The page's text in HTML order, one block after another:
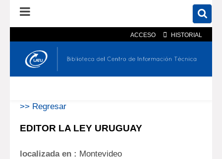
ACCESO HISTORIAL
En el catálogo En el sitio
>> Regresar
EDITOR LA LEY URUGUAY
localizada en : Montevideo